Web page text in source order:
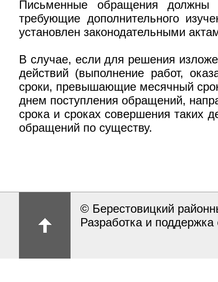
Письменные обращения должны
требующие дополнительного
установлен законодательными
В случае, если для решения
действий (выполнение работ,
сроки, превышающие месячный
днем поступления обращений,
срока и сроках совершения таких
обращений по существу.
© Берестовицкий
Разработка и поддержка